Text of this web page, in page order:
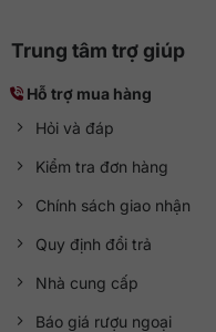
Trung tâm trợ giúp
Hỗ trợ mua hàng
Hỏi và đáp
Kiểm tra đơn hàng
Chính sách giao nhận
Quy định đổi trả
Nhà cung cấp
Báo giá rượu ngoại